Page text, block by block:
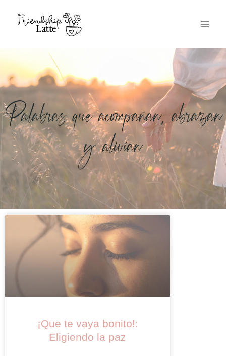
Palabras que acompañan, abrazan
y alivian
¡Que te vaya bonito!:
Eligiendo la paz